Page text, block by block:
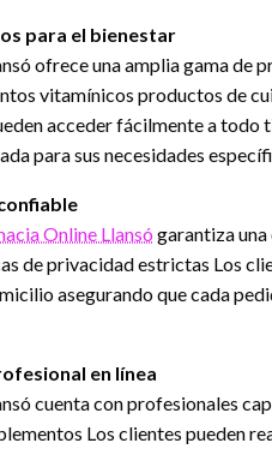
para el bienestar
ofrece una amplia gama de
vitamínicos productos de
acceder fácilmente a
para sus necesidades
Online Llansó garantiza
de privacidad estrictas Los
asegurando que cada
en línea
cuenta con profesionales
Los clientes pueden